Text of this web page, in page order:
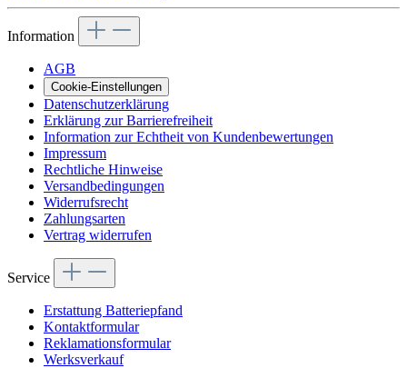
Information
AGB
Cookie-Einstellungen
Datenschutzerklärung
Erklärung zur Barrierefreiheit
Information zur Echtheit von Kundenbewertungen
Impressum
Rechtliche Hinweise
Versandbedingungen
Widerrufsrecht
Zahlungsarten
Vertrag widerrufen
Service
Erstattung Batteriepfand
Kontaktformular
Reklamationsformular
Werksverkauf